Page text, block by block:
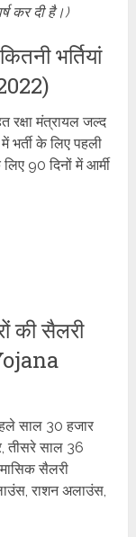
कर दी है।)
भर्तियां
मंत्रायल जल्द
भर्ती के लिए पहली
90 दिनों में आर्मी
की सैलरी
साल 30 हजार
तीसरे साल 36
सैलरी
राशन अलाउंस,